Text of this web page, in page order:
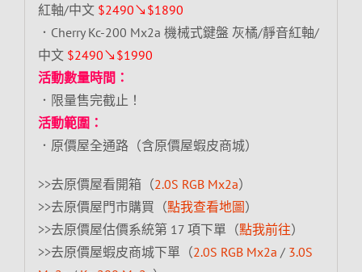
紅軸/中文 $2490↘$1890
．Cherry Kc-200 Mx2a 機械式鍵盤 灰橘/靜音紅軸/
中文$2490↘$1990
活動數量時間：
．限量售完截止！
活動範圍：
．原價屋全通路（含原價屋蝦皮商城）
>>去原價屋看開箱（2.0S RGB Mx2a）
>>去原價屋門市購買（點我查看地圖）
>>去原價屋估價系統第 17 項下單（點我前往）
>>去原價屋蝦皮商城下單（2.0S RGB Mx2a / 3.0S